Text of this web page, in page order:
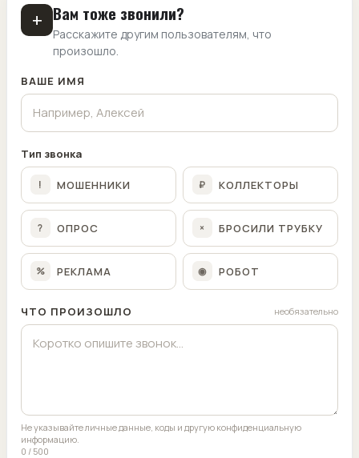
+ Вам тоже звонили?
Расскажите другим пользователям, что
произошло.
ВАШЕ ИМЯ
Тип звонка
! МОШЕННИКИ ₽ КОЛЛЕКТОРЫ
? ОПРОС × БРОСИЛИ ТРУБКУ
% РЕКЛАМА ◉ РОБОТ
ЧТО ПРОИЗОШЛО необязательно
Не указывайте личные данные, коды и другую конфиденциальную
информацию.
0 / 500